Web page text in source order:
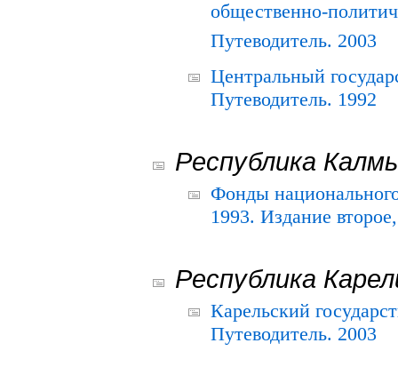
общественно-
Путеводитель. 2003
Центральный
Путеводитель. 1992
Республика
Фонды
1993. Издание
Республика
Карельский
Путеводитель. 2003